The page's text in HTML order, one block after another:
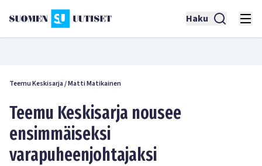
Haku
Teemu Keskisarja/Matti Matikainen
Teemu Keskisarja nousee
ensimmäiseksi
varapuheenjohtajaksi